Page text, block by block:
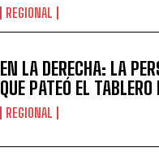
REGIONAL
EN LA DERECHA: LA
QUE PATEÓ EL
REGIONAL